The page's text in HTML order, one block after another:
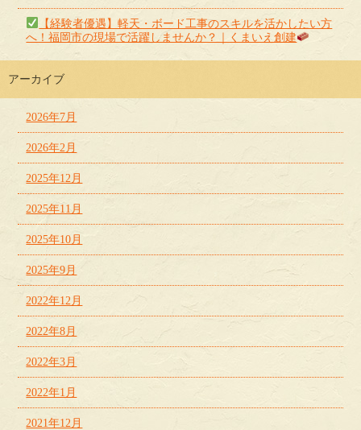
【経験者優遇】軽天・ボード工事のスキルを活かしたい方
へ！福岡市の現場で活躍しませんか？｜くまいえ創建
アーカイブ
2026年7月
2026年2月
2025年12月
2025年11月
2025年10月
2025年9月
2022年12月
2022年8月
2022年3月
2022年1月
2021年12月